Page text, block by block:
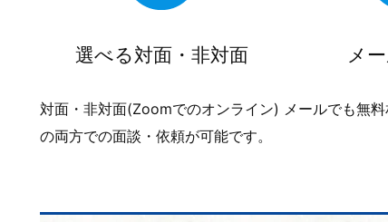
選べる対面・非対面
対面・非対面(Zoomでのオンライン)
の両方での面談・依頼が可能です。
メ
メールでも無料